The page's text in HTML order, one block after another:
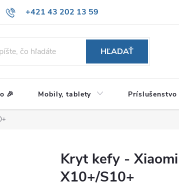
+421 43 202 13 59
HĽADAŤ
🎉 Mobily, tablety Príslušenstvo
Kryt kefy -
X10+/S10+